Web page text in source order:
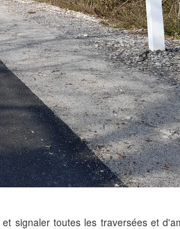
signaler toutes les traversées et